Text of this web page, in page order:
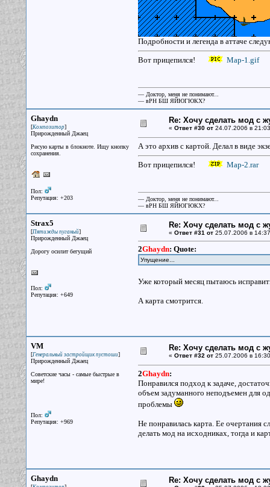
Подробности и легенда в аттаче
Вот прицепился! Map-1.gif
— Доктор, меня не понимают...
— вРН БШ ЯЙЮГЮКХ?
Ghaydn
[Композитор]
Прирожденный Джаец
Рисую карты в блокноте. Ищу кнопку
сохранения.
Пол:
Репутация: +203
Re: Хочу сделать мод с
« Ответ #30 от24.07.2006 в
А это архив с картой. Делал в виде
Вот прицепился! Map-2.rar
— Доктор, меня не понимают...
— вРН БШ ЯЙЮГЮКХ?
Strax5
[Пятижды пуганый]
Прирожденный Джаец
Дорогу осилит бегущий
Пол:
Репутация: +649
Re: Хочу сделать мод с
« Ответ #31 от25.07.2006 в
2Ghaydn: Quote:
Упущение...
Уже который месяц пытаюсь
А карта смотрится.
VM
[Генеральный застройщик пустоши]
Прирожденный Джаец
Советские часы - самые быстрые в
мире!
Пол:
Репутация: +969
Re: Хочу сделать мод с
« Ответ #32 от25.07.2006 в
2Ghaydn:
Понравился подход к задаче,
объем задуманного неподъемен для
проблемы
Не понравилась карта. Ее очертания
делать мод на исходниках, тогда и
Ghaydn Re: Хочу сделать мод с